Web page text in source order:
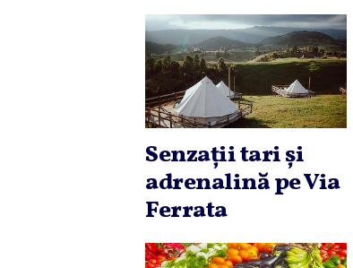
Senzaţii tari şi
adrenalină pe Via
Ferrata